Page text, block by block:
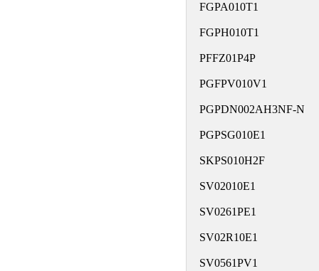
FGPA010T1
FGPH010T1
PFFZ01P4P
PGFPV010V1
PGPDN002AH3NF-N
PGPSG010E1
SKPS010H2F
SV02010E1
SV0261PE1
SV02R10E1
SV0561PV1